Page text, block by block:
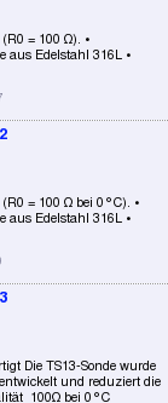
= 100 Ω). •
aus Edelstahl 316L •
= 100 Ω bei 0°C). •
aus Edelstahl 316L •
Die TS13-Sonde wurde
und reduziert die
100Ω bei 0°C